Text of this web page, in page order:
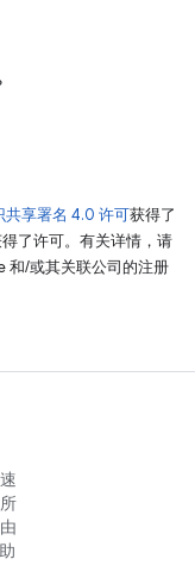
共享署名 4.0 许可获得了
了许可。有关详情，请
和/或其关联公司的注册